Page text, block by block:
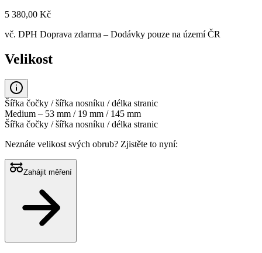
5 380,00 Kč
vč. DPH Doprava zdarma – Dodávky pouze na území ČR
Velikost
Šířka čočky / šířka nosníku / délka stranic
Medium – 53 mm / 19 mm / 145 mm
Šířka čočky / šířka nosníku / délka stranic
Neznáte velikost svých obrub? Zjistěte to nyní:
Zahájit měření